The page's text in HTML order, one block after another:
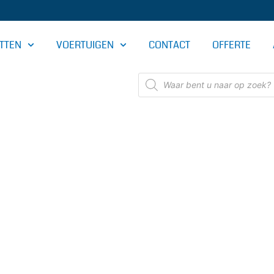
VOERTUIGEN CONTACT OFFERTE
Producten
zoeken